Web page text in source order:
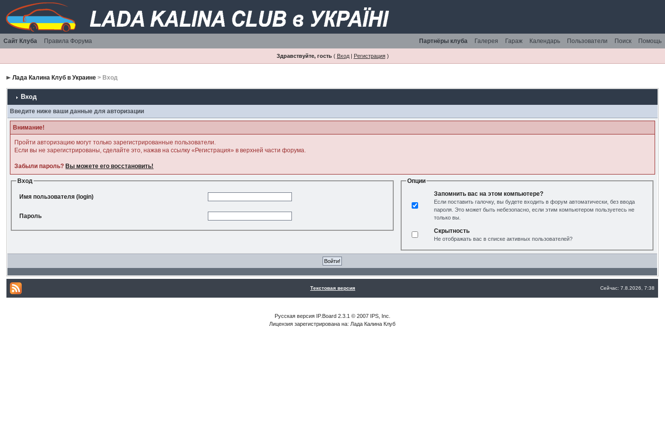
Сайт Клуба Правила Форума Помощь
Поиск
Пользователи
Календарь
Гараж
Галерея
Партнёры клуба
Здравствуйте, гость( Вход| Регистрация)
Лада Калина Клуб в Украине > Вход
Вход
Введите ниже ваши данные для авторизации
Внимание!
Пройти авторизацию могут только зарегистрированные пользователи.
Если вы не зарегистрированы, сделайте это, нажав на ссылку «Регистрация» в верхней части форума.
Забыли пароль? Вы можете его восстановить!
Вход
Имя пользователя (login)
Пароль
Опции
Запомнить вас на этом компьютере?
Если поставить галочку, вы будете входить в форум автоматически, без ввода
пароля. Это может быть небезопасно, если этим компьютером пользуетесь не
только вы.
Скрытность
Не отображать вас в списке активных пользователей?
Текстовая версия Сейчас: 7.8.2026, 7:38
Русская версия IP.Board 2.3.1 © 2007 IPS, Inc.
Лицензия зарегистрирована на: Лада Калина Клуб